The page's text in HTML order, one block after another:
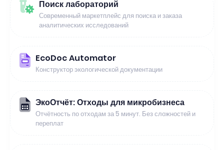
Поиск лабораторий
Современный маркетплейс для поиска и заказа
аналитических исследований
EcoDoc Automator
Конструктор экологической документации
ЭкоОтчёт: Отходы для микробизнеса
Отчётность по отходам за 5 минут. Без сложностей и
переплат